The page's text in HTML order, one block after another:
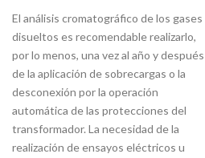
El análisis cromatográfico de los gases
disueltos es recomendable realizarlo,
por lo menos, una vez al año y después
de la aplicación de sobrecargas o la
desconexión por la operación
automática de las protecciones del
transformador. La necesidad de la
realización de ensayos eléctricos u